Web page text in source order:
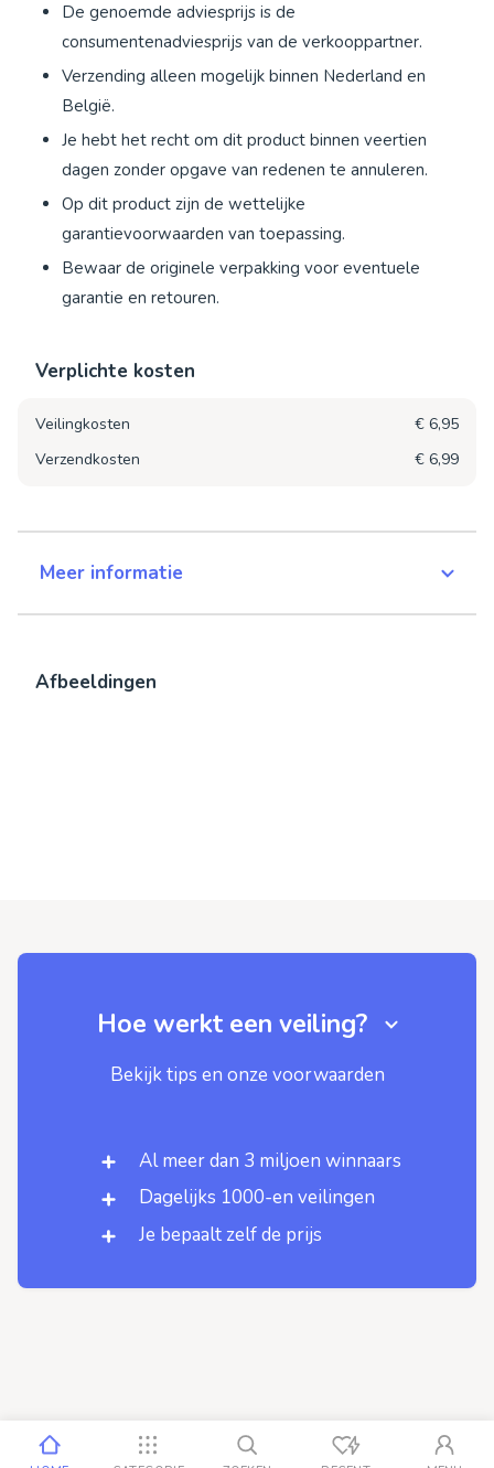
De genoemde adviesprijs is de
consumentenadviesprijs van de verkooppartner.
Verzending alleen mogelijk binnen Nederland en
België.
Je hebt het recht om dit product binnen veertien
dagen zonder opgave van redenen te annuleren.
Op dit product zijn de wettelijke
garantievoorwaarden van toepassing.
Bewaar de originele verpakking voor eventuele
garantie en retouren.
Verplichte kosten
Veilingkosten
€ 6,95
Verzendkosten
€ 6,99
Meer informatie
Afbeeldingen
Hoe werkt een veiling?
Bekijk tips en onze voorwaarden
Al meer dan 3 miljoen winnaars
Dagelijks 1000-en veilingen
Je bepaalt zelf de prijs